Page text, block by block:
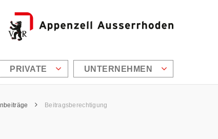
PRIVATE UNTERNEHMEN
Beitragsberechtigung